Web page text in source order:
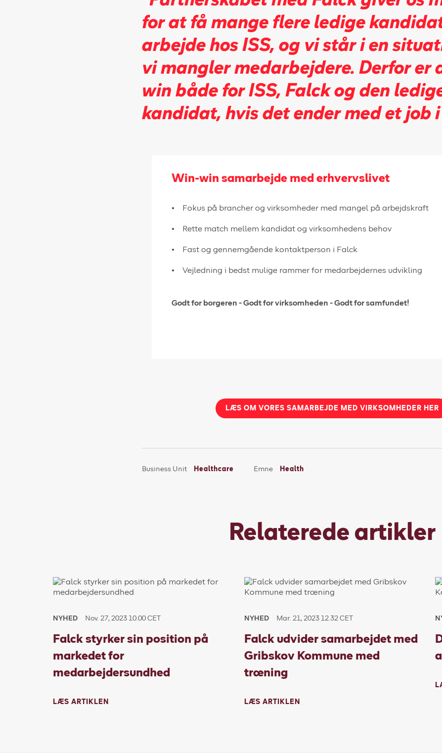
for at få mange flere ledige
arbejde hos ISS, og vi står i en
vi mangler medarbejdere. Derfor er
win både for ISS, Falck og den
kandidat, hvis det ender med et job i
Win-win samarbejde med erhvervslivet
Fokus på brancher og virksomheder med mangel på arbejdskraft
Rette match mellem kandidat og virksomhedens behov
Fast og gennemgående kontaktperson i Falck
Vejledning i bedst mulige rammer for medarbejdernes udvikling
Godt for borgeren - Godt for virksomheden - Godt for samfundet!
LÆS OM VORES SAMARBEJDE MED VIRKSOMHEDER HER
Business Unit Healthcare Emne Health
Relaterede artikler
NYHED Nov. 27, 2023 10.00 CET
Falck styrker sin position på
markedet for
medarbejdersundhed
LÆS ARTIKLEN
NYHED Mar. 21, 2023 12.32 CET
Falck udvider samarbejdet med
Gribskov Kommune med
træning
LÆS ARTIKLEN